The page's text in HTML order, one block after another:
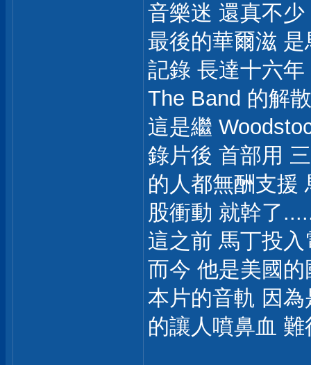
音樂迷 還真不少
最後的華爾滋
記錄 長達十六
The Band 的解
這是繼
錄片後 首部用
的人都無酬支援
股衝動 就幹了
這之前 馬丁投
而今 他是美國
本片的音軌 因
的讓人噴鼻血